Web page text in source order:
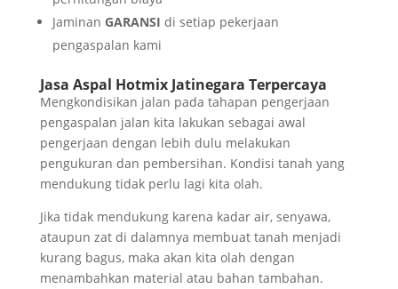
Jaminan GARANSI di setiap pekerjaan
pengaspalan kami
Jasa Aspal Hotmix Jatinegara Terpercaya
Mengkondisikan jalan pada tahapan pengerjaan
pengaspalan jalan kita lakukan sebagai awal
pengerjaan dengan lebih dulu melakukan
pengukuran dan pembersihan. Kondisi tanah yang
mendukung tidak perlu lagi kita olah.
Jika tidak mendukung karena kadar air, senyawa,
ataupun zat di dalamnya membuat tanah menjadi
kurang bagus, maka akan kita olah dengan
menambahkan material atau bahan tambahan.